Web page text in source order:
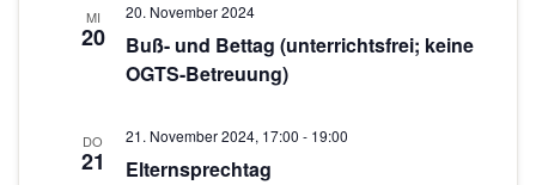
et
MI
20
20. November 2024
Buß- und Bettag (unterrichtsfrei; keine
OGTS-Betreuung)
DO
21
21. November 2024, 17:00 - 19:00
Elternsprechtag